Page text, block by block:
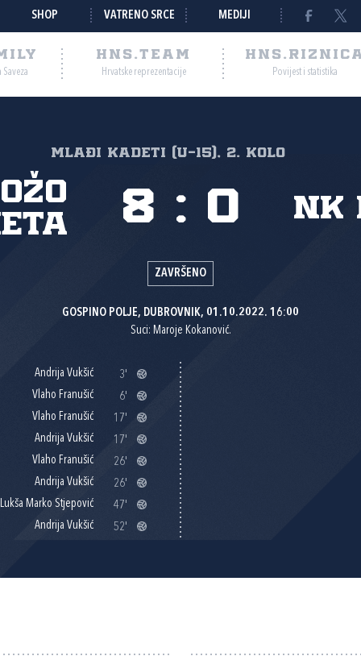
SHOP VATRENO SRCE MEDIJI
HNS.TEAM
Hrvatske reprezentacije Povijest i statistika
Mlađi kadeti (U-15), 2. kolo
NK
8 : 0
ZAVRŠENO
GOSPINO POLJE, DUBROVNIK, 01.10.2022. 16:00
Suci: Maroje Kokanović.
Andrija Vukšić
3'
Vlaho Franušić
6'
Vlaho Franušić
17'
Andrija Vukšić
17'
Vlaho Franušić
26'
Andrija Vukšić
26'
Lukša Marko Stjepović
47'
Andrija Vukšić
52'